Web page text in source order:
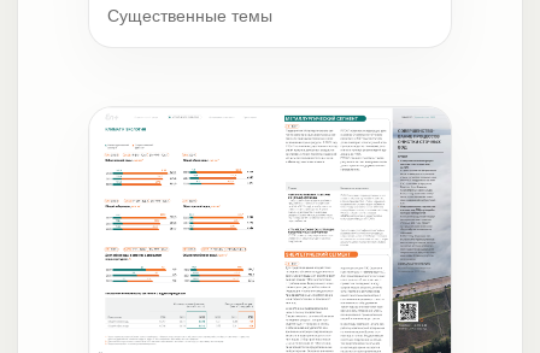
Существенные темы